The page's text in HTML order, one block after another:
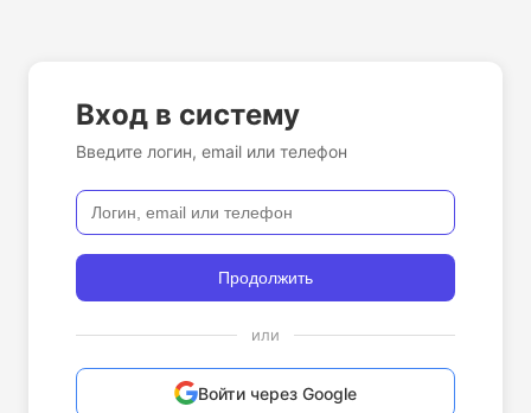
Вход в систему
Введите логин, email или телефон
Продолжить
или
Войти через Google